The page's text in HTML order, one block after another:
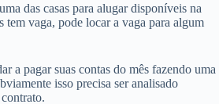
das casas para alugar disponíveis na
tem vaga, pode locar a vaga para algum
a pagar suas contas do mês fazendo uma
isso precisa ser analisado